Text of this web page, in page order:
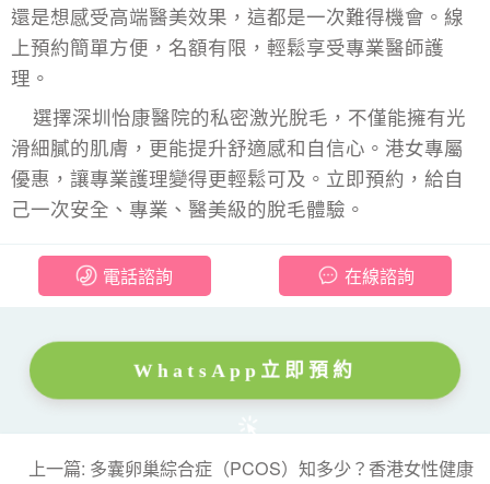
還是想感受高端醫美效果，這都是一次難得機會。線
上預約簡單方便，名額有限，輕鬆享受專業醫師護
理。
選擇深圳怡康醫院的私密激光脫毛，不僅能擁有光
滑細膩的肌膚，更能提升舒適感和自信心。港女專屬
優惠，讓專業護理變得更輕鬆可及。立即預約，給自
己一次安全、專業、醫美級的脫毛體驗。
電話諮詢 在線諮詢
WhatsApp立即預約
上一篇: 多囊卵巢綜合症（PCOS）知多少？香港女性健康